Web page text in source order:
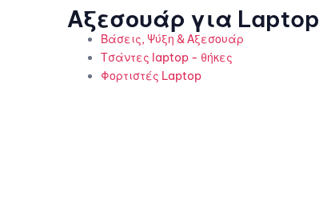
Αξεσουάρ για Laptop
Βάσεις, Ψύξη & Αξεσουάρ
Τσάντες laptop - θήκες
Φορτιστές Laptop